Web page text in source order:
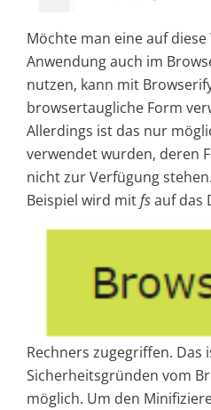
Möchte man eine auf diese
Anwendung auch im
nutzen, kann mit
browsertaugliche Form
Allerdings ist das nur
verwendet wurden, deren
nicht zur Verfügung
Beispiel wird mitfsauf das
Rechners zugegriffen. Das
Sicherheitsgründen vom
möglich. Um den